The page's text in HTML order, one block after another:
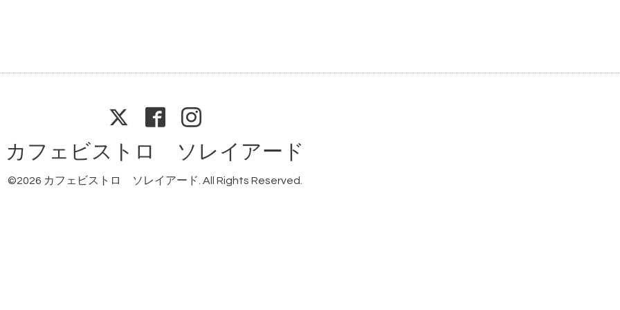
カフェビストロ ソレイアード
©2026 カフェビストロ ソレイアード . All Rights Reserved.